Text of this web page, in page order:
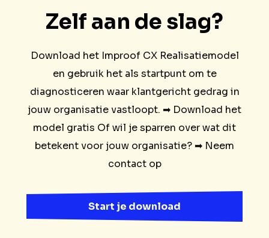
Zelf aan de slag?
Download het Improof CX Realisatiemodel
en gebruik het als startpunt om te
diagnosticeren waar klantgericht gedrag in
jouw organisatie vastloopt. ➡ Download het
model gratis Of wil je sparren over wat dit
betekent voor jouw organisatie? ➡ Neem
contact op
Start je download